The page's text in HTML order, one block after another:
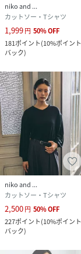
niko and ...
カットソー・Tシャツ
1,999円 50%OFF
181ポイント(10%ポイント
バック)
niko and ...
カットソー・Tシャツ
2,500円 50%OFF
227ポイント(10%ポイント
バック)